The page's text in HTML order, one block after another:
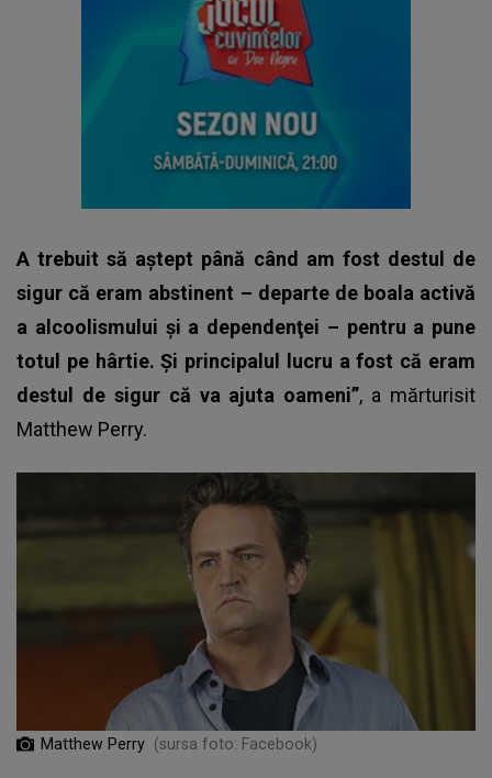
A trebuit să aştept până când am fost destul de
sigur că eram abstinent – departe de boala activă
a alcoolismului şi a dependenţei – pentru a pune
totul pe hârtie. Şi principalul lucru a fost că eram
destul de sigur că va ajuta oameni”, a mărturisit
Matthew Perry.
Matthew Perry (sursa foto: Facebook)